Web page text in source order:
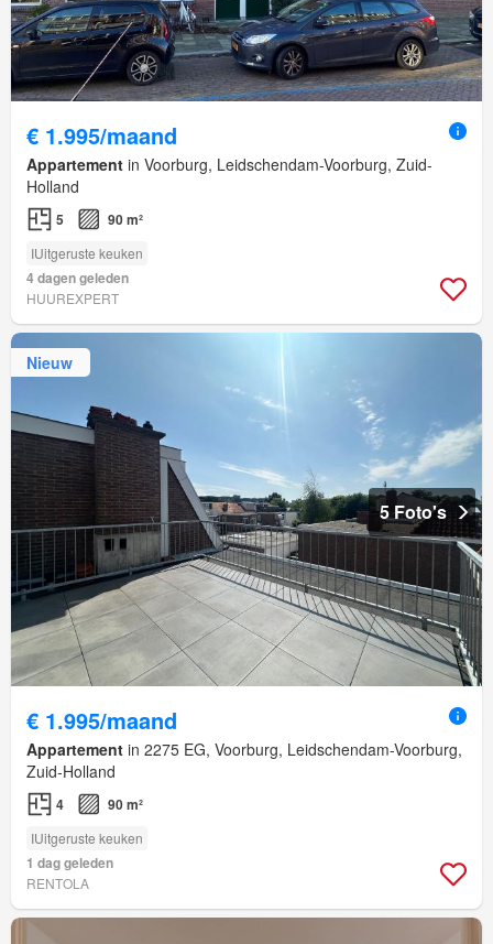
€ 1.995/maand
Appartement in Voorburg, Leidschendam-Voorburg, Zuid-
Holland
5 90 m²
IUitgeruste keuken
4 dagen geleden
HUUREXPERT
Nieuw
5 Foto's
€ 1.995/maand
Appartement in 2275 EG, Voorburg, Leidschendam-Voorburg,
Zuid-Holland
4 90 m²
IUitgeruste keuken
1 dag geleden
RENTOLA